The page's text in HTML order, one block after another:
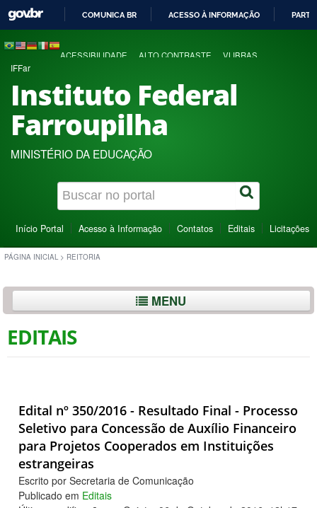
COMUNICA BR ACESSO À INFORMAÇÃO
ACESSIBILIDADE ALTO CONTRASTE VLIBRAS
IFFar
Instituto Federal
Farroupilha
MINISTÉRIO DA EDUCAÇÃO
Início Portal Acesso à Informação Contatos Editais Licitações
PÁGINA INICIAL > REITORIA
MENU
EDITAIS
Edital nº 350/2016 - Resultado Final - Processo
Seletivo para Concessão de Auxílio Financeiro
para Projetos Cooperados em Instituições
estrangeiras
Escrito por Secretaria de Comunicação
Publicado em Editais